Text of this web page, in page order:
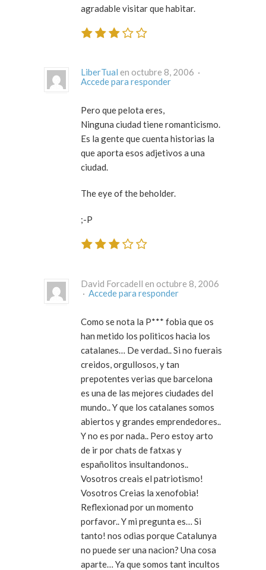
agradable visitar que habitar.
LiberTual
en octubre 8, 2006 ·
Accede para responder
Pero que pelota eres,
Ninguna ciudad tiene romanticismo.
Es la gente que cuenta historias la
que aporta esos adjetivos a una
ciudad.
The eye of the beholder.
;-P
David Forcadell en octubre 8, 2006
· Accede para responder
Como se nota la P*** fobia que os
han metido los politicos hacia los
catalanes… De verdad.. Si no fuerais
creidos, orgullosos, y tan
prepotentes verias que barcelona
es una de las mejores ciudades del
mundo.. Y que los catalanes somos
abiertos y grandes emprendedores..
Y no es por nada.. Pero estoy arto
de ir por chats de fatxas y
españolitos insultandonos..
Vosotros creais el patriotismo!
Vosotros Creias la xenofobia!
Reflexionad por un momento
porfavor.. Y mi pregunta es… Si
tanto! nos odias porque Catalunya
no puede ser una nacion? Una cosa
aparte… Ya que somos tant incultos